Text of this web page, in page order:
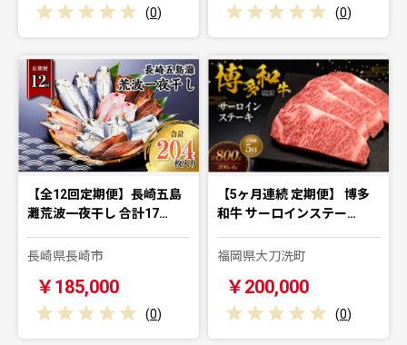
(0) (0)
【全12回定期便】長崎五島
灘荒波一夜干し 合計17…
長崎県長崎市
￥185,000
(0)
【5ヶ月連続 定期便】 博多
和牛 サーロインステー…
福岡県大刀洗町
￥200,000
(0)